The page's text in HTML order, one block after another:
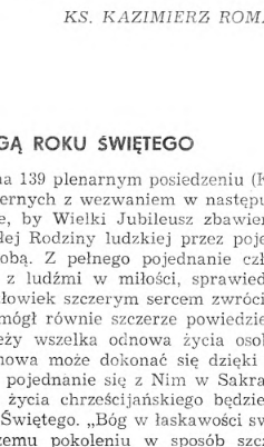
KS. KAZIMIERZ
ROKU
ŚWIĘTEGO
139 plenarnym posiedzeniu
z wezwaniem w
by Wielki Jubileusz
Rodziny ludzkiej przez
Z pełnego pojednanie
z ludźmi w miłości,
szczerym sercem zwróci
równie szczerze
wszelka odnowa życia
może dokonać się dzięki
pojednanie się z Nim w
życia chrześcijańskiego będzie
Świętego. „Bóg w łaskawości
pokoleniu w sposób